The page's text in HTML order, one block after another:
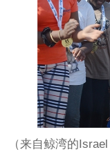
（来自鲸湾的